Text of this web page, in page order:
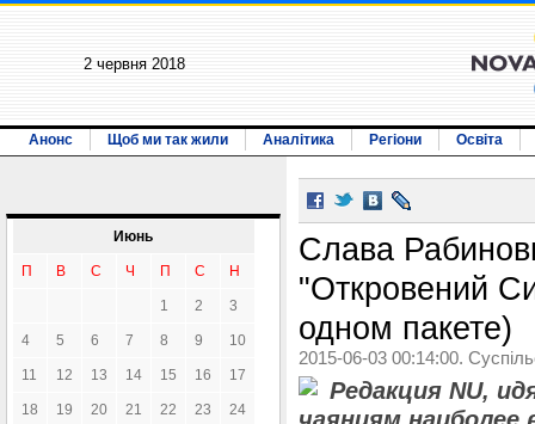
2 червня 2018
Анонс Щоб ми так жили Аналітика Регіони Освіта
Июнь
П В С Ч П С Н
1 2 3
4 5 6 7 8 9 10
11 12 13 14 15 16 17
18 19 20 21 22 23 24
‪Слава
"Откровений
одном пакете)
2015-06-03 00:14:00.
Редакция NU,